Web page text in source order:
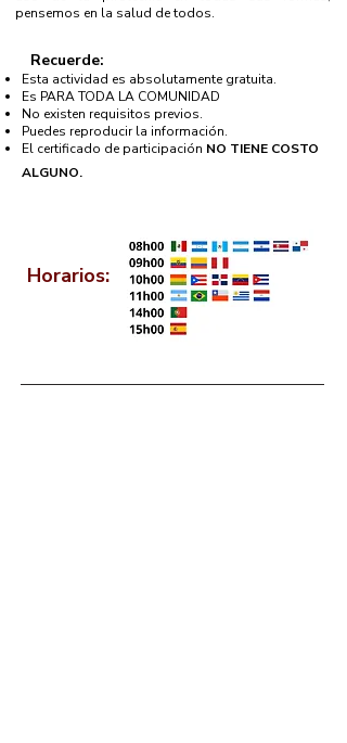
pensemos en la salud de todos.
Recuerde:
Esta actividad es absolutamente gratuita.
Es PARA TODA LA COMUNIDAD
No existen requisitos previos.
Puedes reproducir la información.
El certificado de participación NO TIENE COSTO
ALGUNO.
Horarios: